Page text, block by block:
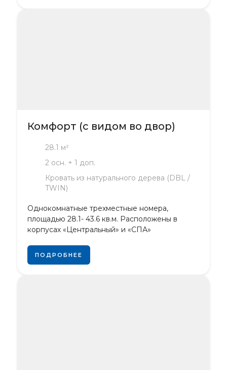
Комфорт (с видом во двор)
28.1 м²
2 осн. + 1 доп.
Кровать из натурального дерева (DBL /
TWIN)
Однокомнатные трехместные номера,
площадью 28.1- 43.6 кв.м. Расположены в
корпусах «Центральный» и «СПА»
ПОДРОБНЕЕ